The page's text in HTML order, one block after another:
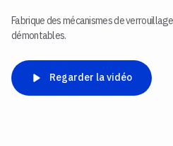
Fabrique des mécanismes de
démontables.
Regarder la vidéo